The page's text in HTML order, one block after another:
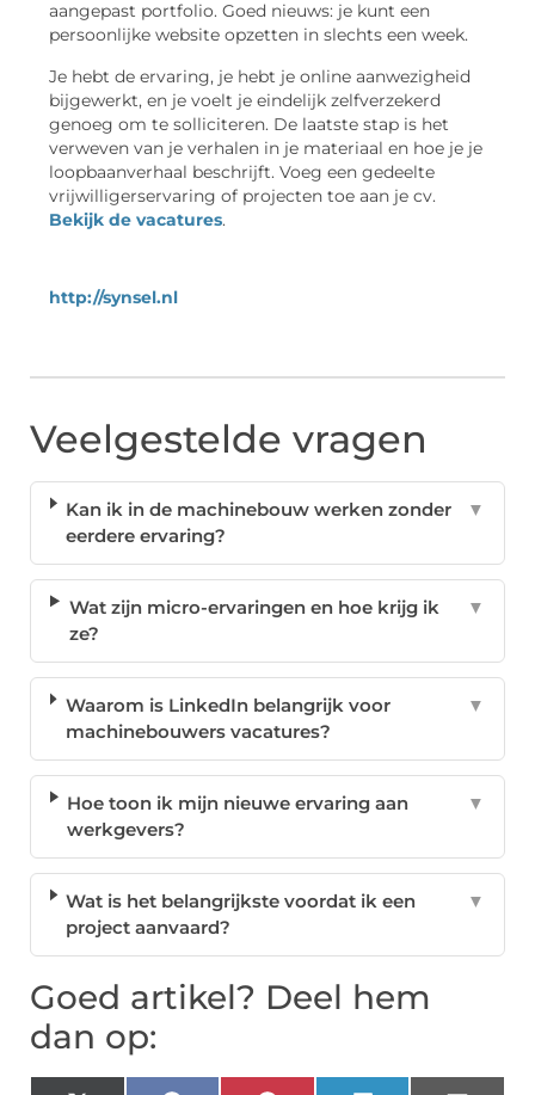
aangepast portfolio. Goed nieuws: je kunt een
persoonlijke website opzetten in slechts een week.
Je hebt de ervaring, je hebt je online aanwezigheid
bijgewerkt, en je voelt je eindelijk zelfverzekerd
genoeg om te solliciteren. De laatste stap is het
verweven van je verhalen in je materiaal en hoe je je
loopbaanverhaal beschrijft. Voeg een gedeelte
vrijwilligerservaring of projecten toe aan je cv.
Bekijk de vacatures.
http://synsel.nl
Veelgestelde vragen
Kan ik in de machinebouw werken zonder
eerdere ervaring?
▼
Wat zijn micro-ervaringen en hoe krijg ik
ze?
▼
Waarom is LinkedIn belangrijk voor
machinebouwers vacatures?
▼
Hoe toon ik mijn nieuwe ervaring aan
werkgevers?
▼
Wat is het belangrijkste voordat ik een
project aanvaard?
▼
Goed artikel? Deel hem
dan op: